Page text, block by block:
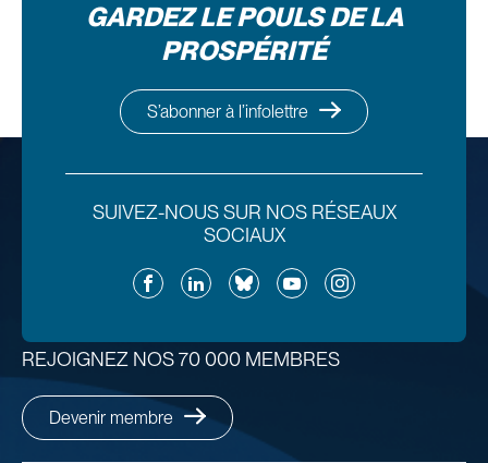
GARDEZ LE POULS DE LA
PROSPÉRITÉ
S’abonner à l’infolettre
SUIVEZ-NOUS SUR NOS RÉSEAUX
SOCIAUX
FacebookLinkedInBlueskyYouTubeInstagram
REJOIGNEZ NOS 70 000 MEMBRES
Devenir membre